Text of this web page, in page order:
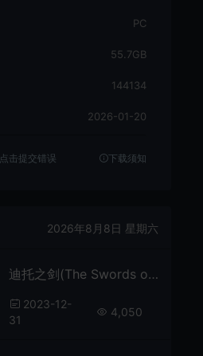
PC
55.7GB
144134
2026-01-20
点击提交错误 下载须知
2026年8月8日 星期六
迪托之剑(The Swords of Ditto: Mormo’s Curse)简中|PC|RPG|动作角色扮演游戏
2023-12-
31
4,050